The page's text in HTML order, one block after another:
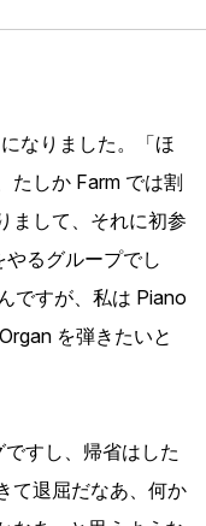
なりました。「ほ
たしか Farm では割
まして、それに初参
るグループでし
ですが、私は Piano
を弾きたいと
すし、帰省はした
て退屈だなあ、何か